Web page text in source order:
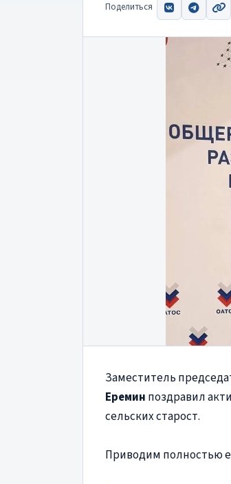
Поделиться ВКонтакте
Telegram
Заместитель
Еремин поздравил
сельских старост.
Приводим полностью